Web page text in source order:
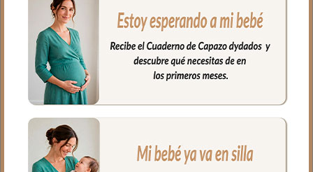
para colgar en el capazo, cochecito, cuna
o en la habitación del bebé.
Estilo clásico y delicado, ideal como
detalle de bautizo, regalo especial o
elemento de protección y
acompañamiento espiritual.
Ligera y fácil de colocar, gracias a su
pequeño broche metálico con cierre de
seguridad en la parte superior.